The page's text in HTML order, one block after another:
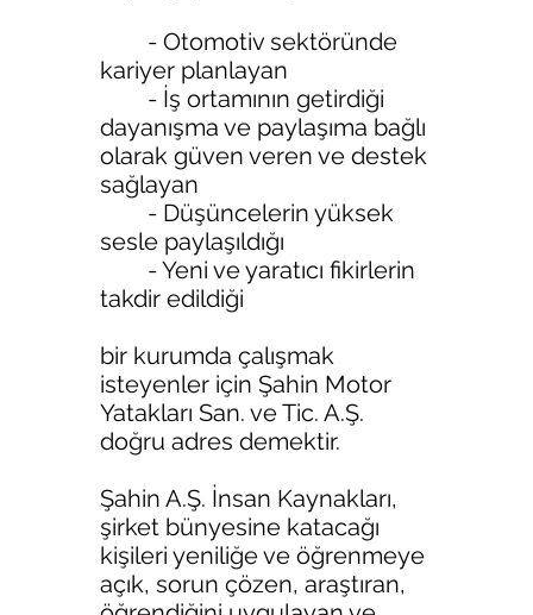
- Otomotiv sektöründe
kariyer planlayan
- İş ortamının getirdiği
dayanışma ve paylaşıma bağlı
olarak güven veren ve destek
sağlayan
- Düşüncelerin yüksek
sesle paylaşıldığı
- Yeni ve yaratıcı fikirlerin
takdir edildiği
bir kurumda çalışmak
isteyenler için Şahin Motor
Yatakları San. ve Tic. A.Ş.
doğru adres demektir.
Şahin A.Ş. İnsan Kaynakları,
şirket bünyesine katacağı
kişileri yeniliğe ve öğrenmeye
açık, sorun çözen, araştıran,